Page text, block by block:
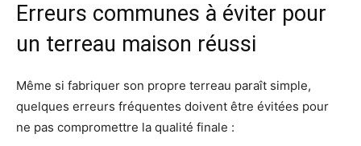
Erreurs communes à éviter pour
un terreau maison réussi
Même si fabriquer son propre terreau paraît simple,
quelques erreurs fréquentes doivent être évitées pour
ne pas compromettre la qualité finale :